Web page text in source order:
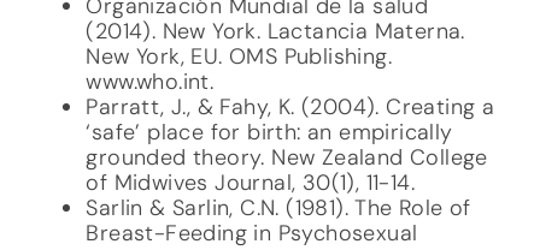
Organización Mundial de la salud
(2014). New York. Lactancia Materna.
New York, EU. OMS Publishing.
www.who.int.
Parratt, J., & Fahy, K. (2004). Creating a
‘safe’ place for birth: an empirically
grounded theory. New Zealand College
of Midwives Journal, 30(1), 11-14.
Sarlin & Sarlin, C.N. (1981). The Role of
Breast-Feeding in Psychosexual